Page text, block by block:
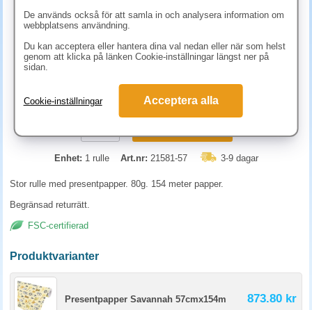
873.80 kr (inkl. moms)
Enhet: 1 rulle Art.nr: 21581-57 3-9 dagar
Stor rulle med presentpapper. 80g. 154 meter papper.
Begränsad returrätt.
FSC-certifierad
Produktvarianter
Presentpapper Savannah 57cmx154m 873.80 kr
De används också för att samla in och analysera information om
webbplatsens användning.
Du kan acceptera eller hantera dina val nedan eller när som helst
genom att klicka på länken Cookie-inställningar längst ner på
sidan.
Cookie-inställningar Acceptera alla